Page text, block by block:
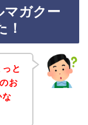
マガクー
！
と
お
な